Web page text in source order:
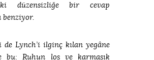
düzensizliğe bir cevap
benziyor.
de Lynch’i ilginç kılan yegâne
bu: Ruhun loş ve karmaşık